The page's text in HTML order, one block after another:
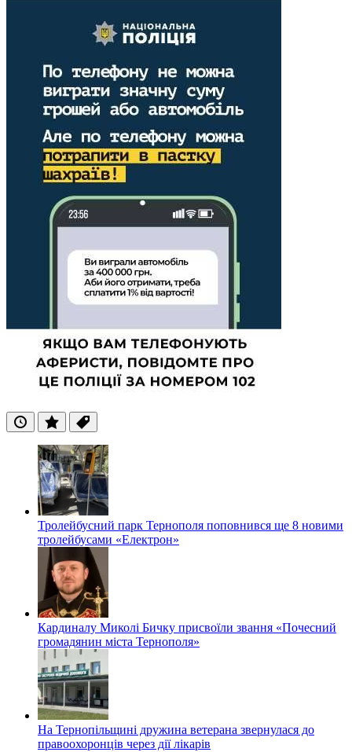
ОстанніПопулярні
Теги
Тролейбусний парк Тернополя поповнився ще 8 новими
тролейбусами «Електрон»
Кардиналу Миколі Бичку присвоїли звання «Почесний
громадянин міста Тернополя»
На Тернопільщині дружина ветерана звернулася до
правоохоронців через дії лікарів